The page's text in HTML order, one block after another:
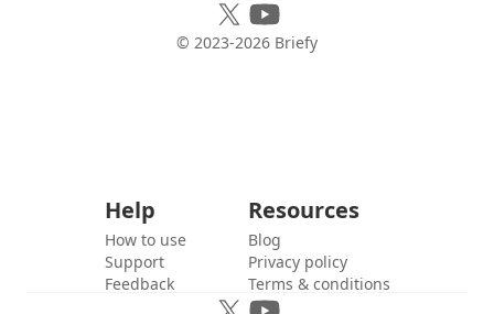
© 2023-2026 Briefy
Help
How to use
Support
Feedback
Resources
Blog
Privacy policy
Terms & conditions